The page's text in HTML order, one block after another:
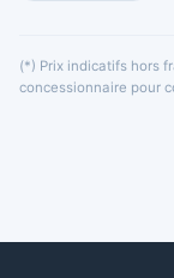
(*) Prix indicatifs hors
concessionnaire pour